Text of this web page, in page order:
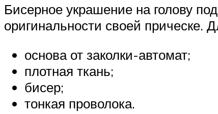
Бисерное украшение на голову
оригинальности своей прическе.
основа от заколки-автомат;
плотная ткань;
бисер;
тонкая проволока.